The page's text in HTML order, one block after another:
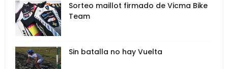
Sorteo maillot firmado de Vicma Bike
Team
Sin batalla no hay Vuelta